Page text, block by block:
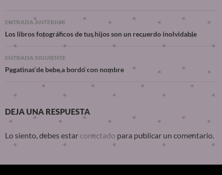
ENTRADA ANTERIOR
Los libros fotográficos de tus hijos son un recuerdo inolvidable
ENTRADA SIGUIENTE
Pegatinas de bebe a bordo con nombre
DEJA UNA RESPUESTA
Lo siento, debes estar conectado para publicar un comentario.